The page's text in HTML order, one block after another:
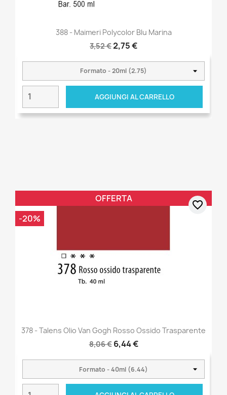
388 - Maimeri Polycolor Blu Marina
3,52 €2,75 €
AGGIUNGI AL CARRELLO
378 - Talens Olio Van Gogh Rosso Ossido Trasparente
8,06 € 6,44 €
OFFERTA
-20%
favorite_border